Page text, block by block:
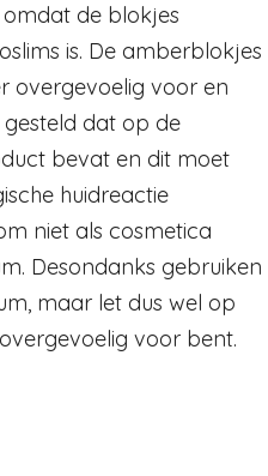
de blokjes
is. De amberblokjes
overgevoelig voor en
gesteld dat op de
bevat en dit moet
huidreactie
niet als cosmetica
Desondanks gebruiken
maar let dus wel op
voor bent.